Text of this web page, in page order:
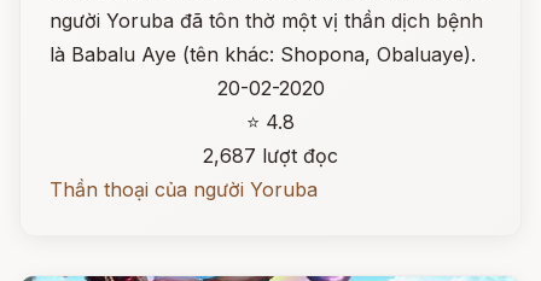
người Yoruba đã tôn thờ một vị thần dịch bệnh
là Babalu Aye (tên khác: Shopona, Obaluaye).
20-02-2020
⭐ 4.8
2,687 lượt đọc
Thần thoại của người Yoruba